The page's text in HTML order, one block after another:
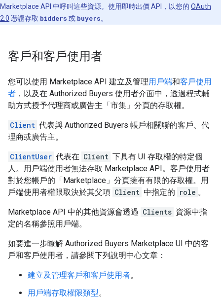
Marketplace API 中呼叫這些資源。使用即時出價 API，以您的 OAuth
2.0 憑證存取 bidders 或 buyers。
客戶和客戶使用者
您可以使用 Marketplace API 建立及管理用戶端和客戶使用
者 ，以及在 Authorized Buyers 使用者介面中，透過程式輔
助方式授予代理商或廣告主「市集」 分頁的存取權。
Client 代表與 Authorized Buyers 帳戶相關聯的客戶、代
理商或廣告主。
ClientUser 代表在 Client 下具有 UI 存取權的特定個
人。用戶端使用者無法存取 Marketplace API。客戶使用者
對於您帳戶的「Marketplace」 分頁擁有有限的存取權。用
戶端使用者權限取決於其父項 Client 中指定的 role 。
Marketplace API 中的其他資源會透過 Clients 資源中指
定的名稱參照用戶端。
如要進一步瞭解 Authorized Buyers Marketplace UI 中的客
戶和客戶使用者，請參閱下列說明中心文章：
建立及管理客戶和客戶使用者。
用戶端存取權限類型。